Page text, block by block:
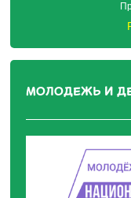
МОЛОДЕЖЬ И